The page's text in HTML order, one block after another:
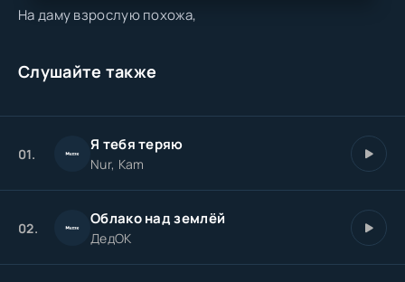
На даму взрослую похожа,
Слушайте также
01. Я тебя теряю
Nur, Kam
02. Облако над землёй
ДедОК